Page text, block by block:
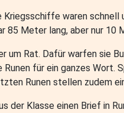
waren schnell
85 Meter lang, aber nur 10
Rat. Dafür warfen sie
für ein ganzes
Runen stellen zudem
Klasse einen Brief in